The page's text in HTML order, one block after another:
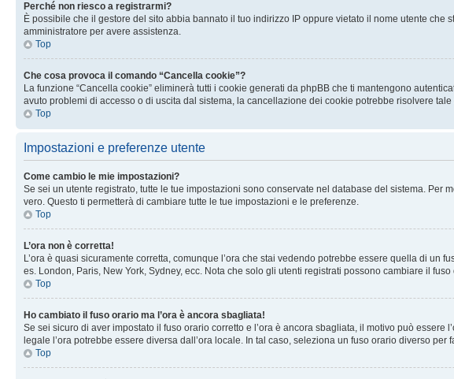
Perché non riesco a registrarmi?
È possibile che il gestore del sito abbia bannato il tuo indirizzo IP oppure vietato il nome utente
amministratore per avere assistenza.
Top
Che cosa provoca il comando “Cancella cookie”?
La funzione “Cancella cookie” eliminerà tutti i cookie generati da phpBB che ti mantengono
avuto problemi di accesso o di uscita dal sistema, la cancellazione dei cookie potrebbe risolvere
Top
Impostazioni e preferenze utente
Come cambio le mie impostazioni?
Se sei un utente registrato, tutte le tue impostazioni sono conservate nel database del sistema.
vero. Questo ti permetterà di cambiare tutte le tue impostazioni e le preferenze.
Top
L’ora non è corretta!
L’ora è quasi sicuramente corretta, comunque l’ora che stai vedendo potrebbe essere quella di
es. London, Paris, New York, Sydney, ecc. Nota che solo gli utenti registrati possono cambiare il
Top
Ho cambiato il fuso orario ma l’ora è ancora sbagliata!
Se sei sicuro di aver impostato il fuso orario corretto e l’ora è ancora sbagliata, il motivo può
legale l’ora potrebbe essere diversa dall’ora locale. In tal caso, seleziona un fuso orario diverso per
Top